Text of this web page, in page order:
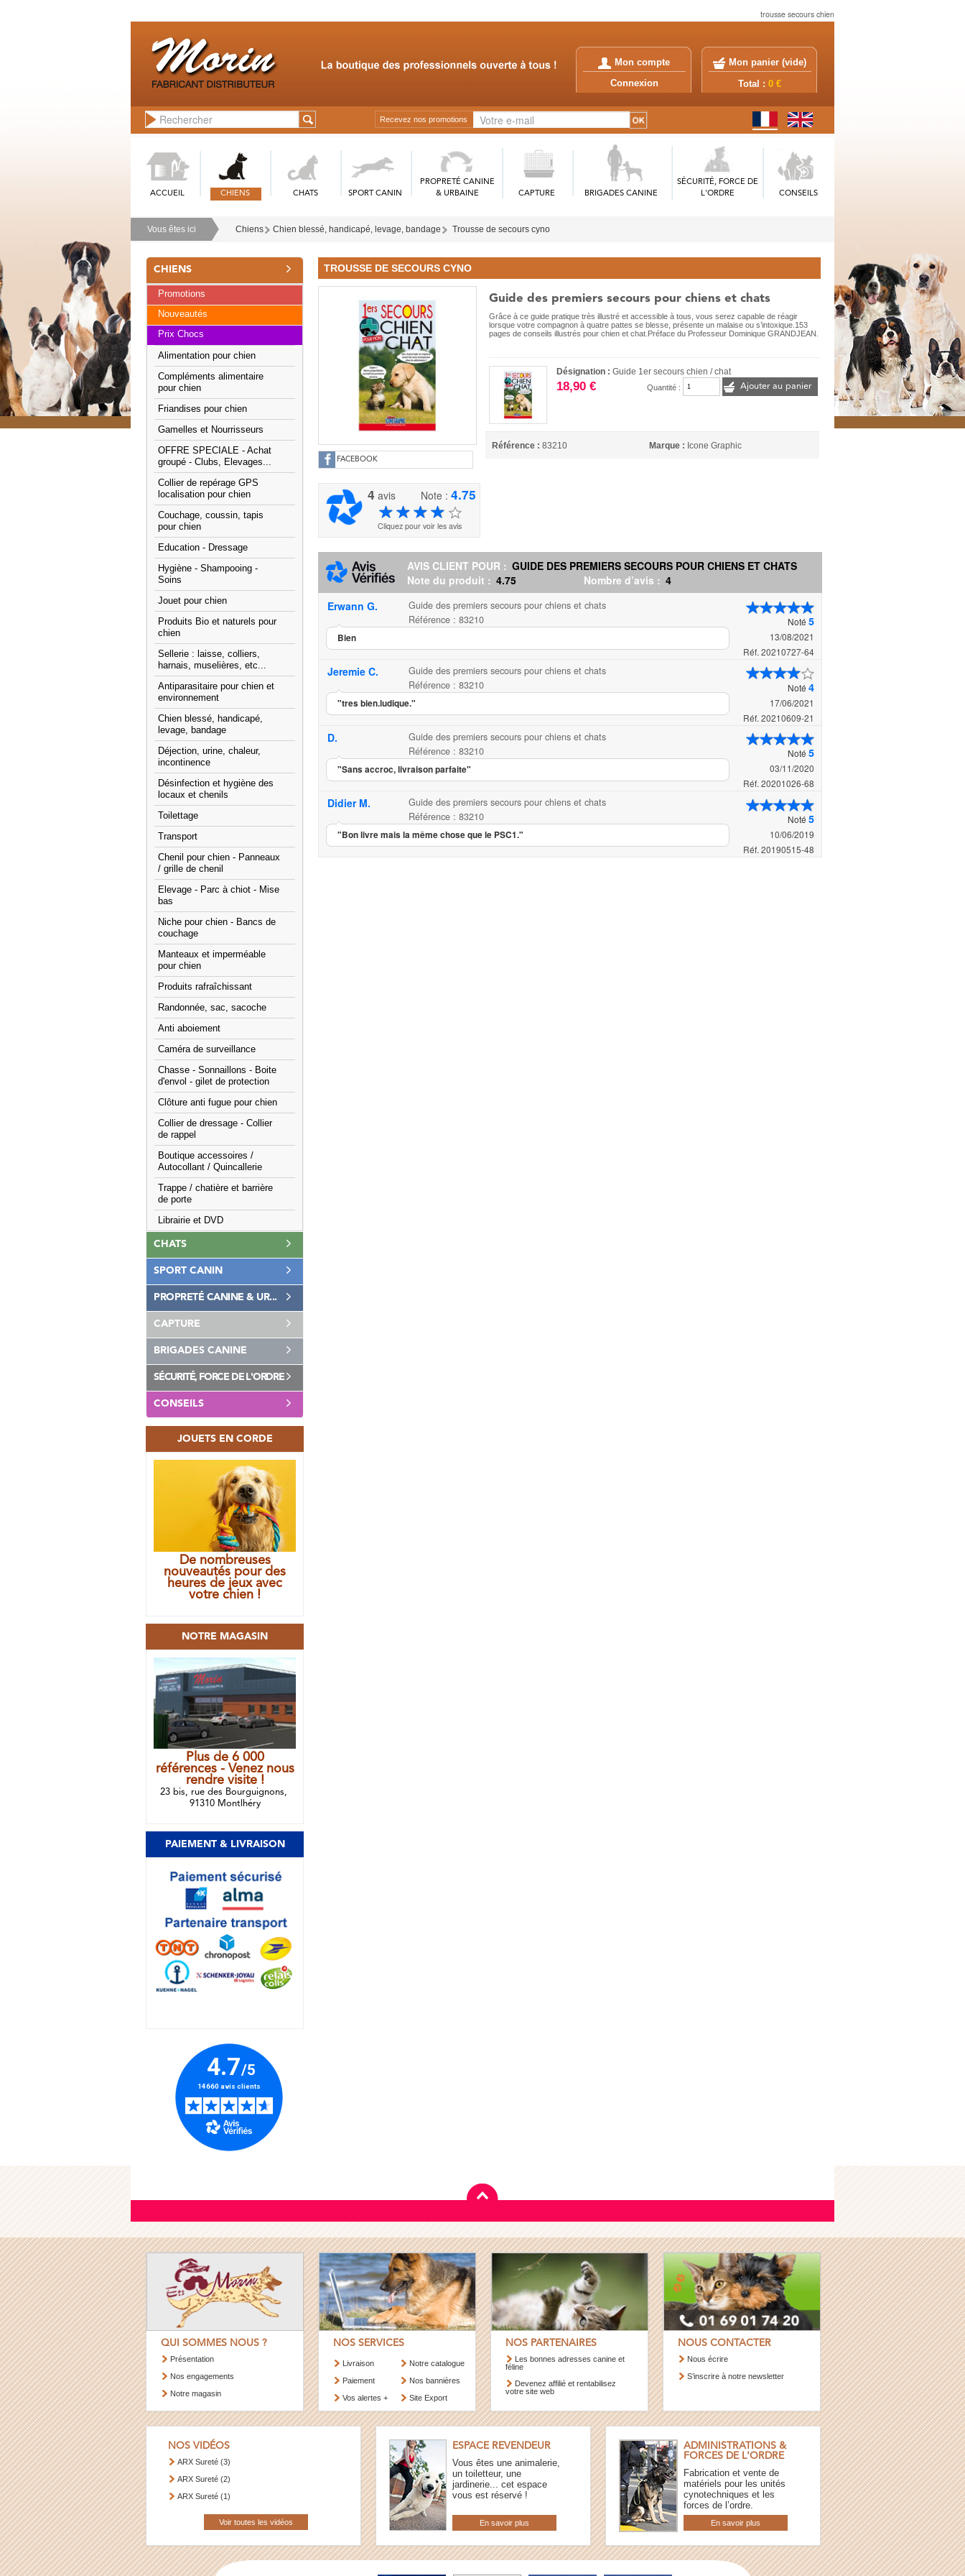
trousse secours chien
Mon compte
Connexion
Mon panier (vide)
Total : 0 €
Recevez nos promotions
ACCUEIL CHIENS CHATS SPORT CANIN
PROPRETÉ CANINE
& URBAINE
CAPTURE BRIGADES CANINE
SÉCURITÉ, FORCE DE
L'ORDRE
CONSEILS
Vous êtes ici Chiens Chien blessé, handicapé, levage, bandage Trousse de secours cyno
CHIENS
Promotions
Nouveautés
Prix Chocs
Alimentation pour chien
Compléments alimentaire
pour chien
Friandises pour chien
Gamelles et Nourrisseurs
OFFRE SPECIALE - Achat
groupé - Clubs, Elevages...
Collier de repérage GPS
localisation pour chien
Couchage, coussin, tapis
pour chien
Education - Dressage
Hygiène - Shampooing -
Soins
Jouet pour chien
Produits Bio et naturels pour
chien
Sellerie : laisse, colliers,
harnais, muselières, etc...
Antiparasitaire pour chien et
environnement
Chien blessé, handicapé,
levage, bandage
Déjection, urine, chaleur,
incontinence
Désinfection et hygiène des
locaux et chenils
Toilettage
Transport
Chenil pour chien - Panneaux
/ grille de chenil
Elevage - Parc à chiot - Mise
bas
Niche pour chien - Bancs de
couchage
Manteaux et imperméable
pour chien
Produits rafraîchissant
Randonnée, sac, sacoche
Anti aboiement
Caméra de surveillance
Chasse - Sonnaillons - Boite
d'envol - gilet de protection
Clôture anti fugue pour chien
Collier de dressage - Collier
de rappel
Boutique accessoires /
Autocollant / Quincallerie
Trappe / chatière et barrière
de porte
Librairie et DVD
CHATS
SPORT CANIN
PROPRETÉ CANINE & UR...
CAPTURE
BRIGADES CANINE
SÉCURITÉ, FORCE DE L'ORDRE
CONSEILS
JOUETS EN CORDE
De nombreuses
nouveautés pour des
heures de jeux avec
votre chien !
NOTRE MAGASIN
Plus de 6 000
références - Venez nous
rendre visite !
23 bis, rue des Bourguignons,
91310 Montlhéry
PAIEMENT & LIVRAISON
TROUSSE DE SECOURS CYNO
FACEBOOK
4 avis Note :4.75
Cliquez pour voir les avis
Guide des premiers secours pour chiens et chats
Grâce à ce guide pratique très illustré et accessible à tous, vous serez capable de réagir
lorsque votre compagnon à quatre pattes se blesse, présente un malaise ou s’intoxique.153
pages de conseils illustrés pour chien et chat.Préface du Professeur Dominique GRANDJEAN.
Désignation :Guide 1er secours chien / chat
18,90 € Quantité : Ajouter au panier
Référence : 83210 Marque : Icone Graphic
AVIS CLIENT POUR : GUIDE DES PREMIERS SECOURS POUR CHIENS ET CHATS
Note du produit : 4.75 Nombre d’avis : 4
Noté 5
13/08/2021
Réf. 20210727-64
Erwann G.
Guide des premiers secours pour chiens et chats
Référence : 83210
Bien
Noté 4
17/06/2021
Réf. 20210609-21
Jeremie C.
Guide des premiers secours pour chiens et chats
Référence : 83210
"tres bien.ludique."
Noté 5
03/11/2020
Réf. 20201026-68
D.
Guide des premiers secours pour chiens et chats
Référence : 83210
"Sans accroc, livraison parfaite"
Noté 5
10/06/2019
Réf. 20190515-48
Didier M.
Guide des premiers secours pour chiens et chats
Référence : 83210
"Bon livre mais la même chose que le PSC1."
QUI SOMMES NOUS ?
Présentation
Nos engagements
Notre magasin
NOS SERVICES
Livraison
Paiement
Vos alertes +
Notre catalogue
Nos bannières
Site Export
NOS PARTENAIRES
Les bonnes adresses canine et
féline
Devenez affilié et rentabilisez
votre site web
NOUS CONTACTER
Nous écrire
S’inscrire à notre newsletter
NOS VIDÉOS
ARX Sureté (3)
ARX Sureté (2)
ARX Sureté (1)
Voir toutes les vidéos
ESPACE REVENDEUR
Vous êtes une animalerie,
un toiletteur, une
jardinerie... cet espace
vous est réservé !
En savoir plus
ADMINISTRATIONS &
FORCES DE L'ORDRE
Fabrication et vente de
matériels pour les unités
cynotechniques et les
forces de l’ordre.
En savoir plus